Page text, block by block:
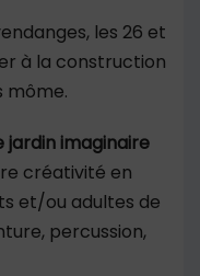
les 26 et
à la construction
môme.
jardin imaginaire
créativité en
et/ou adultes de
percussion,